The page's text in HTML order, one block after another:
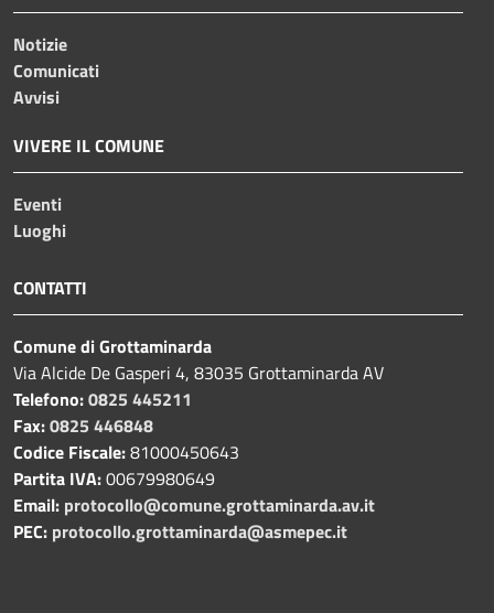
Notizie
Comunicati
Avvisi
VIVERE IL COMUNE
Eventi
Luoghi
CONTATTI
Comune di Grottaminarda
Via Alcide De Gasperi 4, 83035 Grottaminarda AV
Telefono:0825 445211
Fax:0825 446848
Codice Fiscale:81000450643
Partita IVA:00679980649
Email: protocollo@comune.grottaminarda.av.it
PEC: protocollo.grottaminarda@asmepec.it